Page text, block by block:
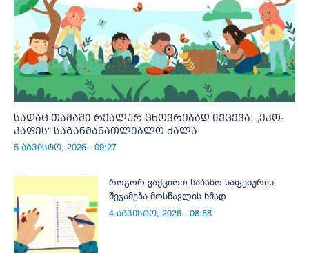
სადაც თამაში რეალურ ცხოვრებად იქცევა: „ეკო-
კაფეს“ საგანმანათლებლო ძალა
5 აგვისტო, 2026 - 09:27
როგორ ვაქციოთ საბაზო საფეხურის
შეჯამება მოსწავლის ხმად
4 აგვისტო, 2026 - 08:58